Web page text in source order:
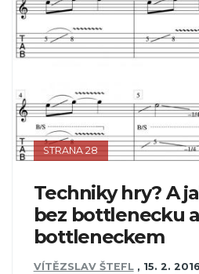
STRANA 28
Techniky hry? A
bez bottlenecku
bottleneckem
VÍTĚZSLAV ŠTEFL , 15. 2. 2016